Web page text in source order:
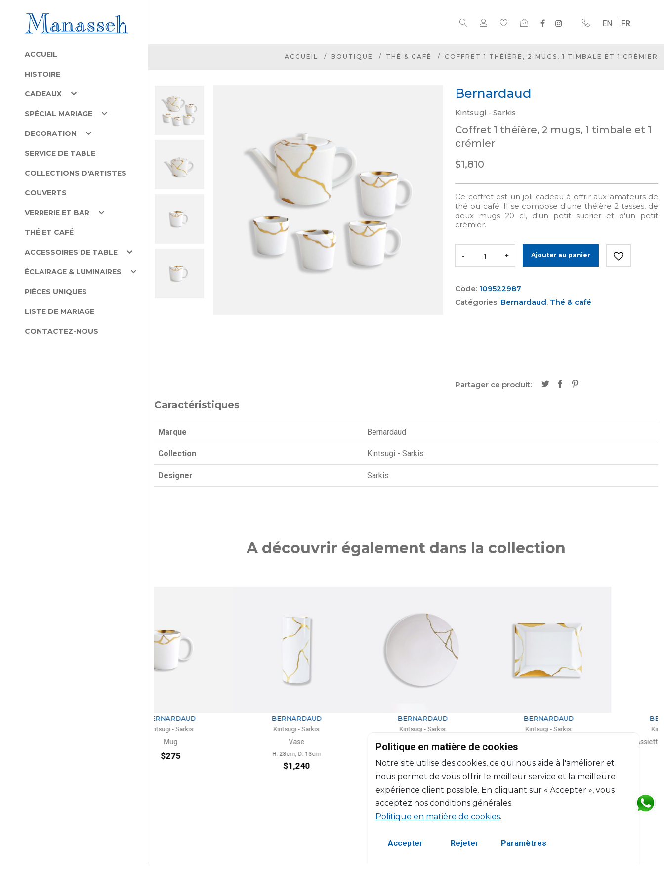
EN FR
ACCUEIL
HISTOIRE
CADEAUX
SPÉCIAL MARIAGE
DECORATION
SERVICE DE TABLE
COLLECTIONS D'ARTISTES
COUVERTS
VERRERIE ET BAR
THÉ ET CAFÉ
ACCESSOIRES DE TABLE
ÉCLAIRAGE & LUMINAIRES
PIÈCES UNIQUES
LISTE DE MARIAGE
CONTACTEZ-NOUS
ACCUEIL BOUTIQUE THÉ & CAFÉ COFFRET 1 THÉIÈRE, 2 MUGS, 1 TIMBALE ET 1 CRÉMIER
Bernardaud
Kintsugi - Sarkis
Coffret 1 théière, 2 mugs, 1 timbale et 1
crémier
$1,810
Ce coffret est un joli cadeau à offrir aux amateurs de
thé ou café. Il se compose d'une théière 2 tasses, de
deux mugs 20 cl, d'un petit sucrier et d'un petit
crémier.
- + Ajouter au panier
Code: 109522987
Catégories: Bernardaud, Thé & café
Partager ce produit:
Caractéristiques
Marque Bernardaud
Collection Kintsugi - Sarkis
Designer Sarkis
A découvrir également dans la collection
BERNARDAUD BERNARDAUD
Assiette coupe à dîner
BERNARDAUD
Vide-poche
$488
BERNARDAUD
$203
Politique en matière de cookies
Notre site utilise des cookies, ce qui nous aide à l'améliorer et
nous permet de vous offrir le meilleur service et la meilleure
expérience client possible. En cliquant sur « Accepter », vous
acceptez nos conditions générales.
Politique en matière de cookies.
Accepter Rejeter Paramètres